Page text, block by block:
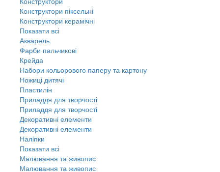
Конструктори піксельні
Конструктори керамічні
Показати всі
Акварель
Фарби пальчикові
Крейда
Набори кольорового паперу та картону
Ножиці дитячі
Пластилін
Приладдя для творчості
Приладдя для творчості
Декоративні елементи
Декоративні елементи
Налiпки
Показати всі
Малювання та живопис
Малювання та живопис